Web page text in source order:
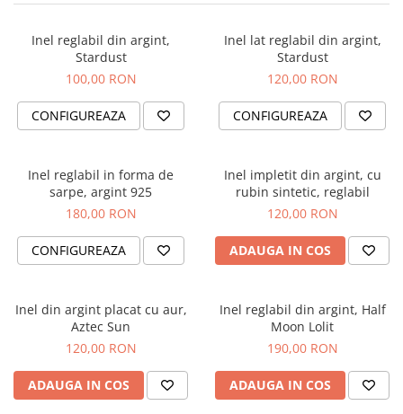
Inel reglabil din argint,
Stardust
100,00 RON
CONFIGUREAZA
Inel lat reglabil din argint,
Stardust
120,00 RON
CONFIGUREAZA
Inel reglabil in forma de
sarpe, argint 925
180,00 RON
CONFIGUREAZA
Inel impletit din argint, cu
rubin sintetic, reglabil
120,00 RON
ADAUGA IN COS
Inel din argint placat cu aur,
Aztec Sun
120,00 RON
ADAUGA IN COS
Inel reglabil din argint, Half
Moon Lolit
190,00 RON
ADAUGA IN COS